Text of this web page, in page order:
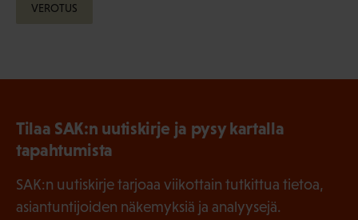
VEROTUS
Tilaa SAK:n uutiskirje ja pysy kartalla
tapahtumista
SAK:n uutiskirje tarjoaa viikottain tutkittua tietoa,
asiantuntijoiden näkemyksiä ja analyysejä.